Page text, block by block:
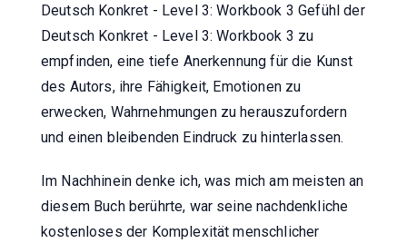
Deutsch Konkret - Level 3: Workbook 3 Gefühl der
Deutsch Konkret - Level 3: Workbook 3 zu
empfinden, eine tiefe Anerkennung für die Kunst
des Autors, ihre Fähigkeit, Emotionen zu
erwecken, Wahrnehmungen zu herauszufordern
und einen bleibenden Eindruck zu hinterlassen.
Im Nachhinein denke ich, was mich am meisten an
diesem Buch berührte, war seine nachdenkliche
kostenloses der Komplexität menschlicher